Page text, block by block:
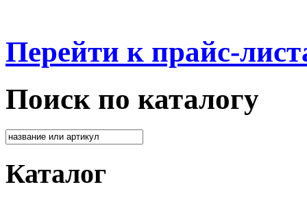
Перейти к прайс-
Поиск по каталогу
Каталог